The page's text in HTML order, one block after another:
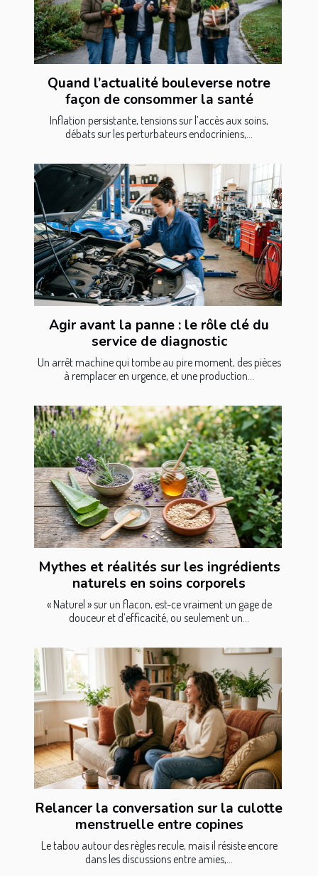
Quand l’actualité bouleverse notre
façon de consommer la santé
Inflation persistante, tensions sur l’accès aux soins,
débats sur les perturbateurs endocriniens,...
Agir avant la panne : le rôle clé du
service de diagnostic
Un arrêt machine qui tombe au pire moment, des pièces
à remplacer en urgence, et une production...
Mythes et réalités sur les ingrédients
naturels en soins corporels
« Naturel » sur un flacon, est-ce vraiment un gage de
douceur et d’efficacité, ou seulement un...
Relancer la conversation sur la culotte
menstruelle entre copines
Le tabou autour des règles recule, mais il résiste encore
dans les discussions entre amies,...